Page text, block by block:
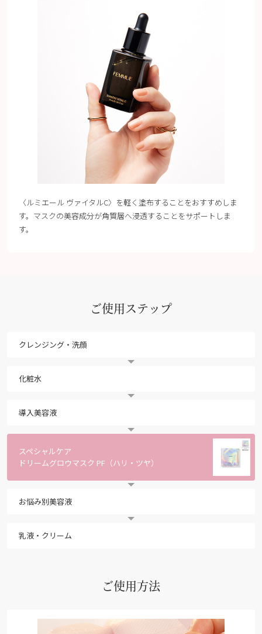
〈ルミエール ヴァイタルC〉を軽く塗布することをおすすめしま
す。マスクの美容成分が角質層へ浸透することをサポートしま
す。
ご使用ステップ
クレンジング・洗顔
化粧水
導入美容液
スペシャルケア
ドリームグロウマスク PF（ハリ・ツヤ）
お悩み別美容液
乳液・クリーム
ご使用方法